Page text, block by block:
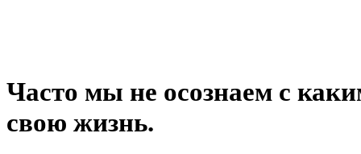
Часто мы не осознаем с
свою жизнь.